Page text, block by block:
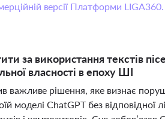
версії Платформи LIGA360.
за використання текстів
власності в епоху ШІ
важливе рішення, яке визнає
моделі ChatGPT без відповідної